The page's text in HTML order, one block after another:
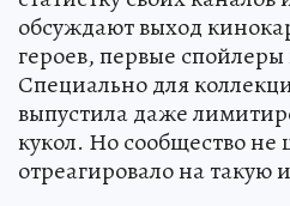
обсуждают выход
героев, первые
Специально для
выпустила даже
кукол. Но сообщество
отреагировало на такую